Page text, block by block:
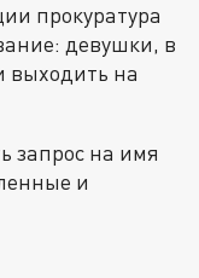
прокуратура
девушки, в
выходить на
запрос на имя
и